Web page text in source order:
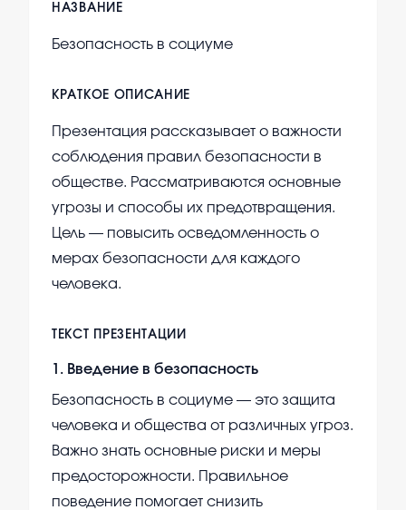
НАЗВАНИЕ
Безопасность в социуме
КРАТКОЕ ОПИСАНИЕ
Презентация рассказывает о важности
соблюдения правил безопасности в
обществе. Рассматриваются основные
угрозы и способы их предотвращения.
Цель — повысить осведомленность о
мерах безопасности для каждого
человека.
ТЕКСТ ПРЕЗЕНТАЦИИ
1 . Введение в безопасность
Безопасность в социуме — это защита
человека и общества от различных угроз.
Важно знать основные риски и меры
предосторожности. Правильное
поведение помогает снизить